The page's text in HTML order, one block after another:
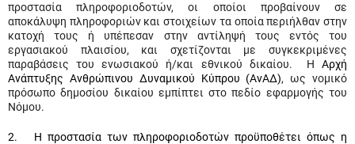
προστασία πληροφοριοδοτών, οι οποίοι προβαίνουν σε
αποκάλυψη πληροφοριών και στοιχείων τα οποία περιήλθαν στην
κατοχή τους ή υπέπεσαν στην αντίληψή τους εντός του
εργασιακού πλαισίου, και σχετίζονται με συγκεκριμένες
παραβάσεις του ενωσιακού ή/και εθνικού δικαίου. Η Αρχή
Ανάπτυξης Ανθρώπινου Δυναμικού Κύπρου (ΑνΑΔ), ως νομικό
πρόσωπο δημοσίου δικαίου εμπίπτει στο πεδίο εφαρμογής του
Νόμου.
2. Η προστασία των πληροφοριοδοτών προϋποθέτει όπως η